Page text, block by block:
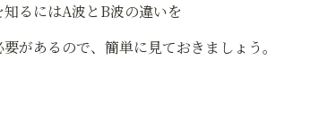
るにはA波とB波の違いを
があるので、簡単に見ておきましょう。